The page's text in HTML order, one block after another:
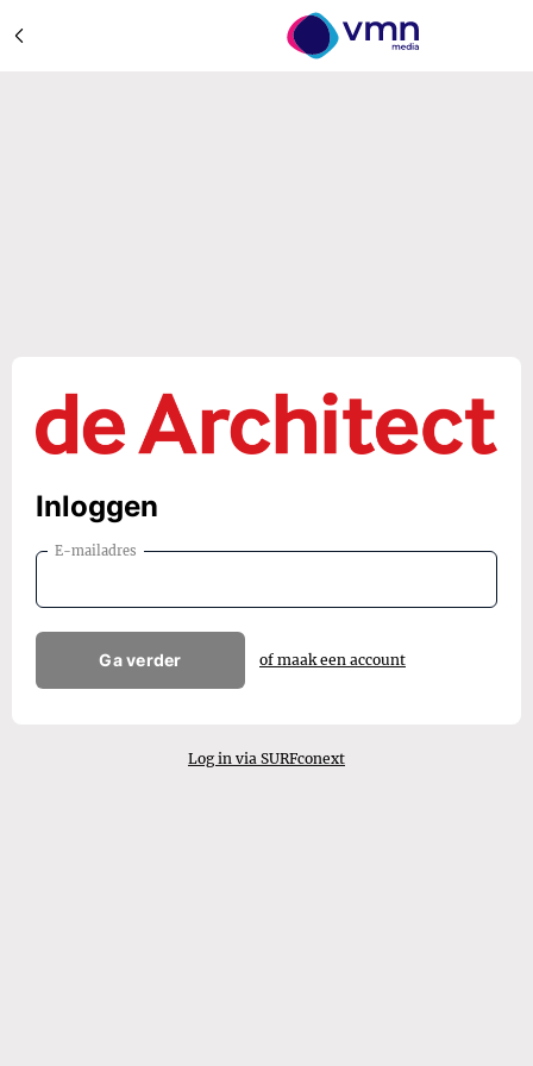
Inloggen
E-mailadres
Ga verder of maak een account
Log in via SURFconext